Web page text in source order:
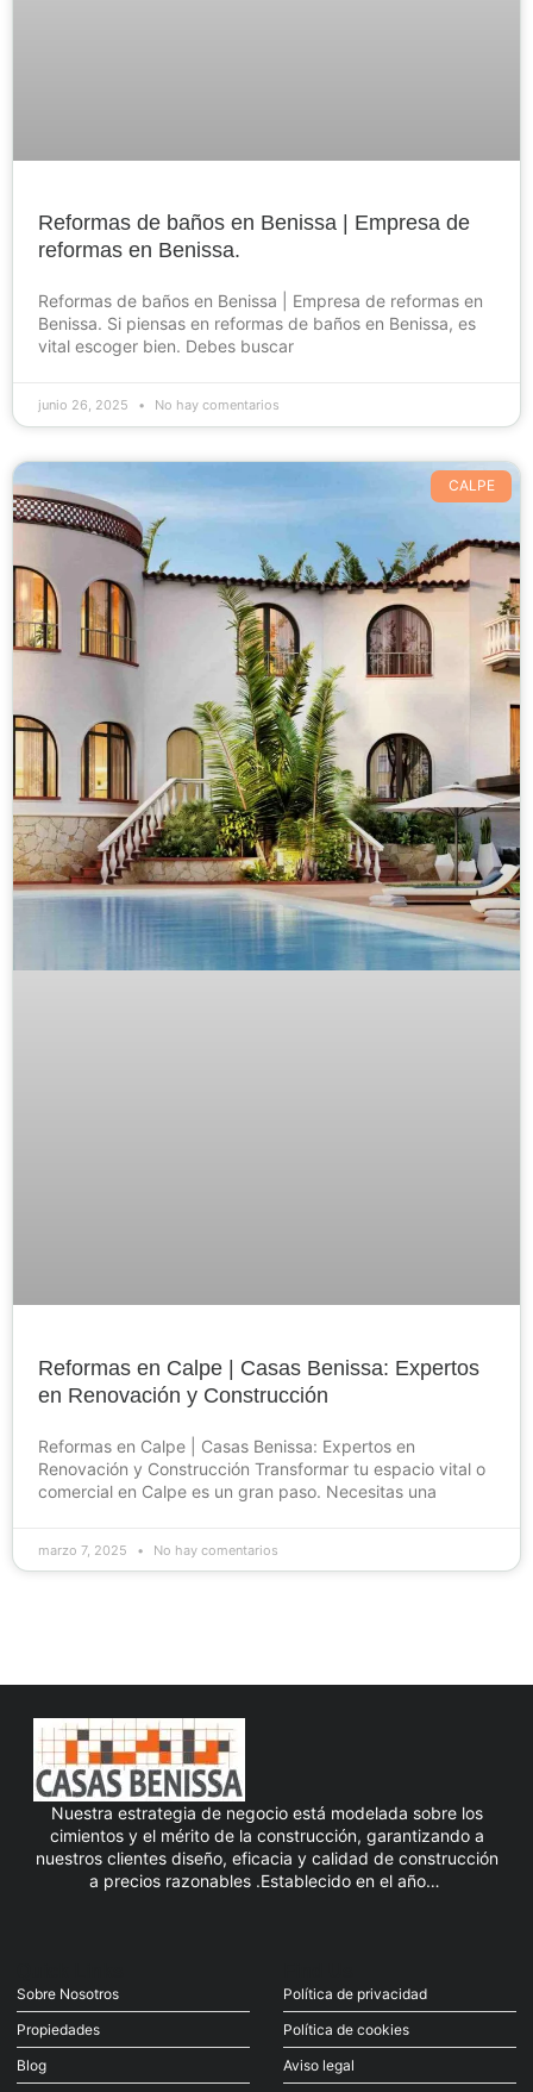
Reformas de baños en Benissa | Empresa de
reformas en Benissa.
Reformas de baños en Benissa | Empresa de reformas en
Benissa. Si piensas en reformas de baños en Benissa, es
vital escoger bien. Debes buscar
junio 26, 2025 No hay comentarios
CALPE
Reformas en Calpe | Casas Benissa: Expertos
en Renovación y Construcción
Reformas en Calpe | Casas Benissa: Expertos en
Renovación y Construcción Transformar tu espacio vital o
comercial en Calpe es un gran paso. Necesitas una
marzo 7, 2025 No hay comentarios
Nuestra estrategia de negocio está modelada sobre los
cimientos y el mérito de la construcción, garantizando a
nuestros clientes diseño, eficacia y calidad de construcción
a precios razonables .Establecido en el año…
Sobre Nosotros
Propiedades
Blog
Política de privacidad
Política de cookies
Aviso legal